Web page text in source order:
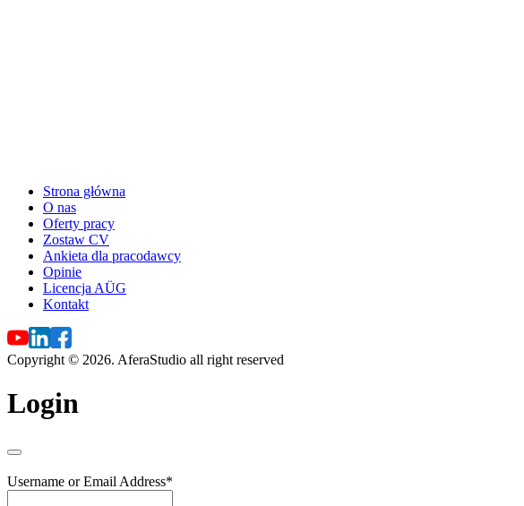
Strona główna
O nas
Oferty pracy
Zostaw CV
Ankieta dla pracodawcy
Opinie
Licencja AÜG
Kontakt
Copyright © 2026. AferaStudio all right reserved
Login
Username or Email Address*